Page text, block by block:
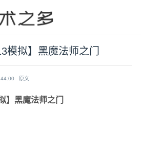
模拟】黑魔法师之门
原文
】黑魔法师之门